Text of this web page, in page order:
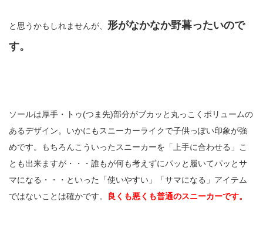
と思うかもしれませんが、 形がなかなか野暮ったいので
す。
ソールは厚手・トゥ(つま先)部分がブカッと丸っこくボリュームの
あるデザイン。いかにもスニーカーライクで子供っぽい印象が強
めです。もちろんこういったスニーカーを「上手に合わせる」こ
とも出来ますが・・・誰もが何も考えずにパッと履いてパッとサ
マになる・・・といった「使いやすい」「サマになる」アイテム
ではないことは確かです。
良くも悪くも普通のスニーカーです。